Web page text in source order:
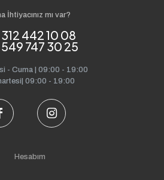
İhtiyacınız mı var?
442 10 08
747 30 25
- Cuma | 09:00 - 19:00
09:00 - 19:00
Hesabım